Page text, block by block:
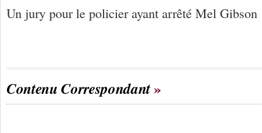
Un jury pour le policier ayant arrêté Mel Gibson
Contenu Correspondant